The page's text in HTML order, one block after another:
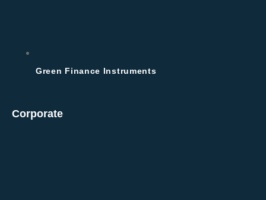
Green Finance Instruments
Corporate